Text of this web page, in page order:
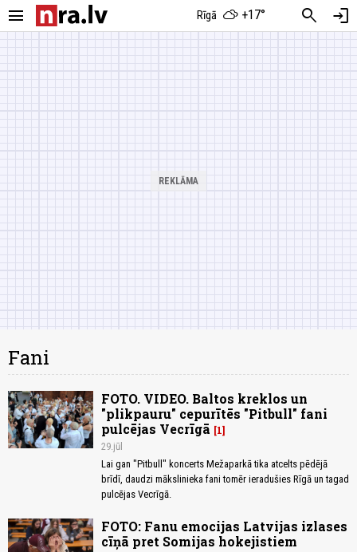
menu Rīgā +17° search login
Fani
FOTO. VIDEO. Baltos kreklos un
"plikpauru" cepurītēs "Pitbull" fani
pulcējas Vecrīgā
1
29.jūl
Lai gan "Pitbull" koncerts Mežaparkā tika atcelts pēdējā
brīdī, daudzi mākslinieka fani tomēr ieradušies Rīgā un tagad
pulcējas Vecrīgā.
FOTO: Fanu emocijas Latvijas izlases
cīņā pret Somijas hokejistiem